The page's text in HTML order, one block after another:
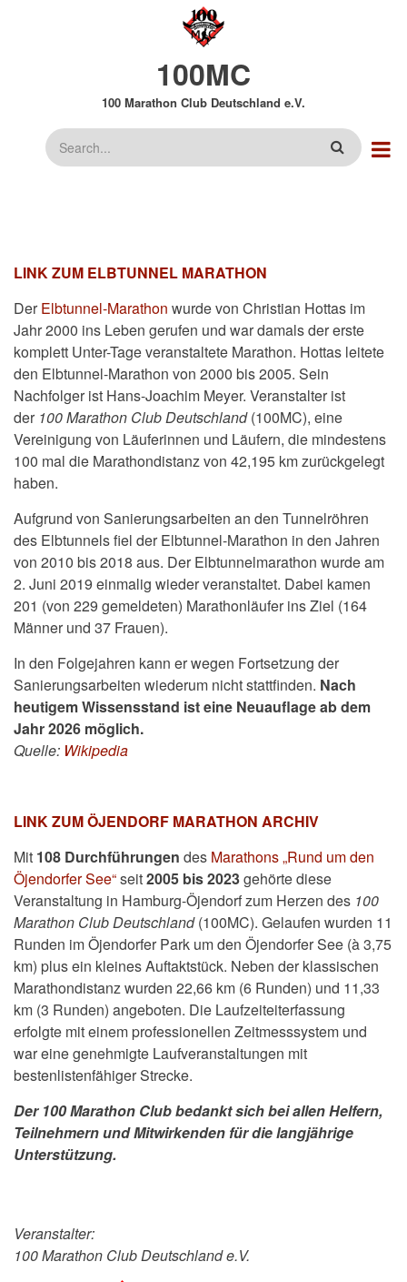
100MC
100 Marathon Club Deutschland e.V.
Suche
LINK ZUM ELBTUNNEL MARATHON
DerElbtunnel-Marathon wurde von Christian Hottas im
Jahr 2000 ins Leben gerufen und war damals der erste
komplett Unter-Tage veranstaltete Marathon. Hottas leitete
den Elbtunnel-Marathon von 2000 bis 2005. Sein
Nachfolger ist Hans-Joachim Meyer. Veranstalter ist
der 100 Marathon Club Deutschland(100MC), eine
Vereinigung von Läuferinnen und Läufern, die mindestens
100 mal die Marathondistanz von 42,195 km zurückgelegt
haben.
Aufgrund von Sanierungsarbeiten an den Tunnelröhren
des Elbtunnels fiel der Elbtunnel-Marathon in den Jahren
von 2010 bis 2018 aus. Der Elbtunnelmarathon wurde am
2. Juni 2019 einmalig wieder veranstaltet. Dabei kamen
201 (von 229 gemeldeten) Marathonläufer ins Ziel (164
Männer und 37 Frauen).
In den Folgejahren kann er wegen Fortsetzung der
Sanierungsarbeiten wiederum nicht stattfinden. Nach
heutigem Wissensstand ist eine Neuauflage ab dem
Jahr 2026 möglich.
Quelle: Wikipedia
LINK ZUM ÖJENDORF MARATHON ARCHIV
Mit 108 Durchführungen des Marathons „Rund um den
Öjendorfer See“seit2005 bis 2023gehörte diese
Veranstaltung in Hamburg-Öjendorf zum Herzen des 100
Marathon Club Deutschland(100MC). Gelaufen wurden 11
Runden im Öjendorfer Park um den Öjendorfer See (à 3,75
km) plus ein kleines Auftaktstück. Neben der klassischen
Marathondistanz wurden 22,66 km (6 Runden) und 11,33
km (3 Runden) angeboten. Die Laufzeiteiterfassung
erfolgte mit einem professionellen Zeitmesssystem und
war eine genehmigte Laufveranstaltungen mit
bestenlistenfähiger Strecke.
Der 100 Marathon Club bedankt sich bei allen Helfern,
Teilnehmern und Mitwirkenden für die langjährige
Unterstützung.
Veranstalter:
100 Marathon Club Deutschland e.V.